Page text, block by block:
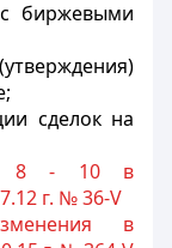
биржевыми
сделок на
8 - 10 в
г. № 36-V
в